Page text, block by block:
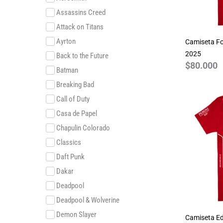
Assassins Creed
Attack on Titans
Ayrton
Back to the Future
Batman
Breaking Bad
Call of Duty
Casa de Papel
Chapulin Colorado
Classics
Daft Punk
Dakar
Deadpool
Deadpool & Wolverine
Demon Slayer
Camiseta
2025
$80.000
Camiseta